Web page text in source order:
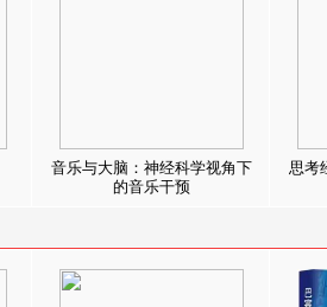
音乐与大脑：神经科学视角下
的音乐干预
思考